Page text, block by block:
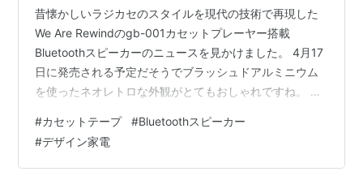
昔懐かしいラジカセのスタイルを現代の技術で再現した
We Are Rewindのgb-001カセットプレーヤー搭載
Bluetoothスピーカーのニュースを見かけました。 4月17
日に発売される予定だそうでブラッシュドアルミニウム
を使ったネオレトロな外観がとてもおしゃれですね。 こ
中身もかなり本格的な感じがします。 ウーハーとツイー
ターがそれぞれ2基ずつ、合計4基のハイファイクラスス
ピーカーを積んでいるそうで音質にもこだわりが詰まっ
#カセットテープ #Bluetoothスピーカー
#デザイン家電